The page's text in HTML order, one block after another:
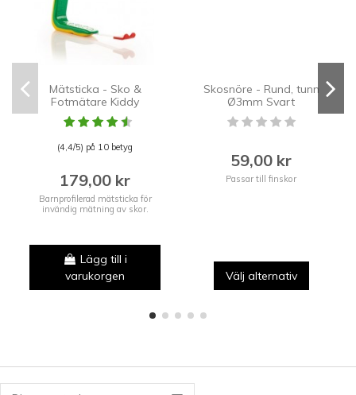
Mätsticka - Sko &
Fotmätare Kiddy
(4,4/5) på 10 betyg
179,00 kr
Barnprofilerad mätsticka för
invändig mätning av skor.
Lägg till i
varukorgen
Skosnöre - Rund, tunn
Ø3mm Svart
59,00 kr
Passar till finskor
Välj alternativ